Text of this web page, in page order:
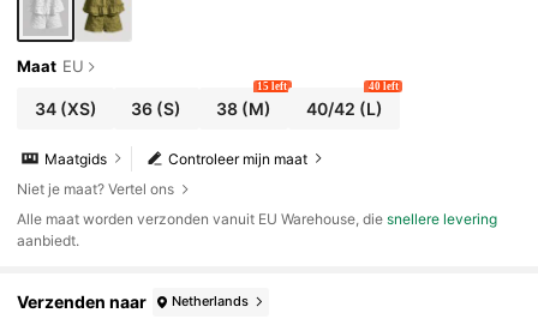
Maat EU
34(XS) 36 (S) 38(M)
15 left
40/42 (L)
40 left
Controleer mijn maat
Maatgids
Niet je maat? Vertel ons
Alle maat worden verzonden vanuit EU Warehouse, diesnellere levering
aanbiedt.
Verzenden naar Netherlands